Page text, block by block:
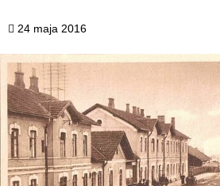
24 maja 2016